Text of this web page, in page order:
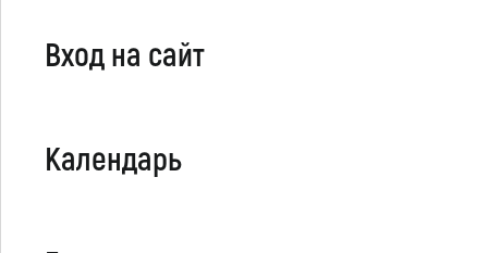
Вход на сайт
Календарь